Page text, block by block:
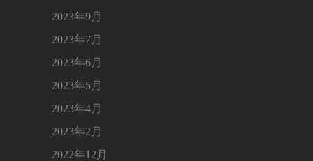
2023年9月
2023年7月
2023年6月
2023年5月
2023年4月
2023年2月
2022年12月